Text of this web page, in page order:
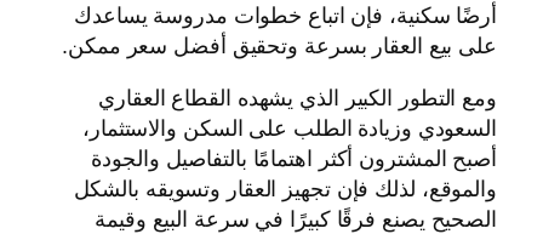
أرضًا سكنية، فإن اتباع خطوات مدروسة يساعدك
على بيع العقار بسرعة وتحقيق أفضل سعر ممكن.
ومع التطور الكبير الذي يشهده القطاع العقاري
السعودي وزيادة الطلب على السكن والاستثمار،
أصبح المشترون أكثر اهتمامًا بالتفاصيل والجودة
والموقع، لذلك فإن تجهيز العقار وتسويقه بالشكل
الصحيح يصنع فرقًا كبيرًا في سرعة البيع وقيمة